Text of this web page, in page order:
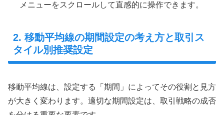
メニューをスクロールして直感的に操作できます。
2. 移動平均線の期間設定の考え方と取引ス
タイル別推奨設定
移動平均線は、設定する「期間」によってその役割と見方
が大きく変わります。適切な期間設定は、取引戦略の成否